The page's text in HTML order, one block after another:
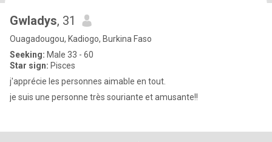
Gwladys, 31
Ouagadougou, Kadiogo, Burkina Faso
Seeking: Male 33 - 60
Star sign: Pisces
j'apprécie les personnes aimable en tout.
je suis une personne très souriante et amusante!!